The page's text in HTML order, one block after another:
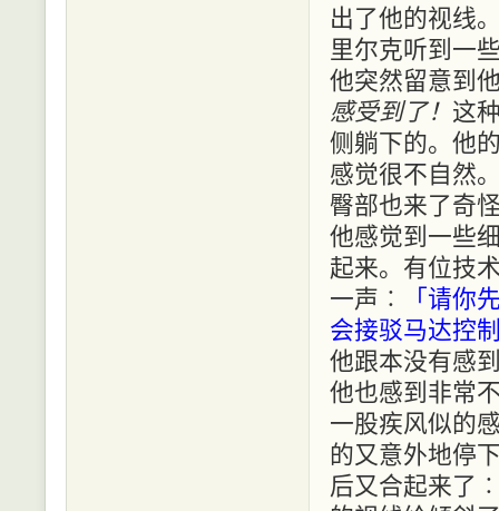
出了他的视线
里尔克听到一
他突然留意到
感受到了！ 这
侧躺下的。他
感觉很不自然
臀部也来了奇
他感觉到一些
起来。有位技
一声︰
「请你
会接驳马达控
他跟本没有感
他也感到非常
一股疾风似的
的又意外地停
后又合起来了